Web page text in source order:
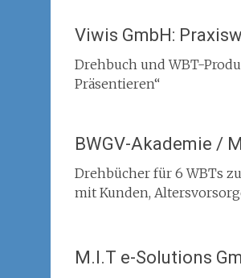
Viwis GmbH:
Drehbuch und WBT-
Präsentieren“
BWGV-Akademie /
Drehbücher für 6 WBTs
mit Kunden,
M.I.T e-Solutions